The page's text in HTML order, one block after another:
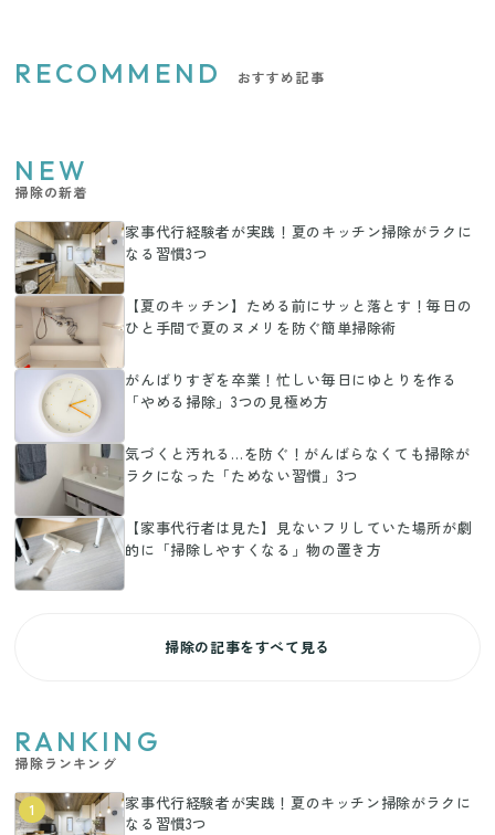
RECOMMEND おすすめ記事
NEW
掃除の新着
家事代行経験者が実践！夏のキッチン掃除がラクに
なる習慣3つ
【夏のキッチン】ためる前にサッと落とす！毎日の
ひと手間で夏のヌメリを防ぐ簡単掃除術
がんばりすぎを卒業！忙しい毎日にゆとりを作る
「やめる掃除」3つの見極め方
気づくと汚れる…を防ぐ！がんばらなくても掃除が
ラクになった「ためない習慣」3つ
【家事代行者は見た】見ないフリしていた場所が劇
的に「掃除しやすくなる」物の置き方
掃除の記事をすべて見る
RANKING
掃除ランキング
1
家事代行経験者が実践！夏のキッチン掃除がラクに
なる習慣3つ